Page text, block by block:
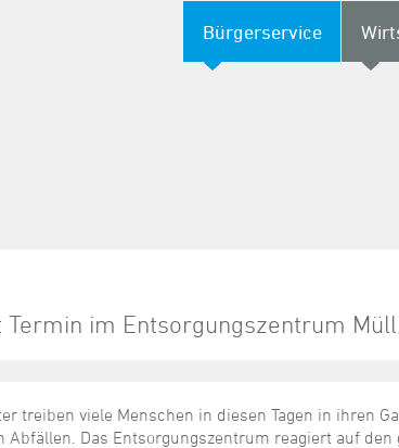
Bürgerservice
im Entsorgungszentrum
treiben viele Menschen in diesen Tagen in ihren
Das Entsorgungszentrum reagiert auf den